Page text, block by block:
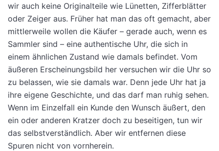
wir auch keine Originalteile wie Lünetten, Zifferblätter
oder Zeiger aus. Früher hat man das oft gemacht, aber
mittlerweile wollen die Käufer – gerade auch, wenn es
Sammler sind – eine authentische Uhr, die sich in
einem ähnlichen Zustand wie damals befindet. Vom
äußeren Erscheinungsbild her versuchen wir die Uhr so
zu belassen, wie sie damals war. Denn jede Uhr hat ja
ihre eigene Geschichte, und das darf man ruhig sehen.
Wenn im Einzelfall ein Kunde den Wunsch äußert, den
ein oder anderen Kratzer doch zu beseitigen, tun wir
das selbstverständlich. Aber wir entfernen diese
Spuren nicht von vornherein.